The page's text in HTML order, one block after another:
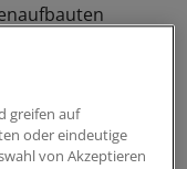
Walther:
Feind der
daher oft nicht
greifen auf
oder eindeutige
von Akzeptieren